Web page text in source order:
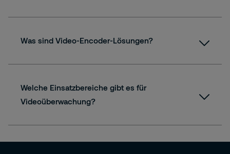
Was sind Video-Encoder-Lösungen?
Welche Einsatzbereiche gibt es für
Videoüberwachung?